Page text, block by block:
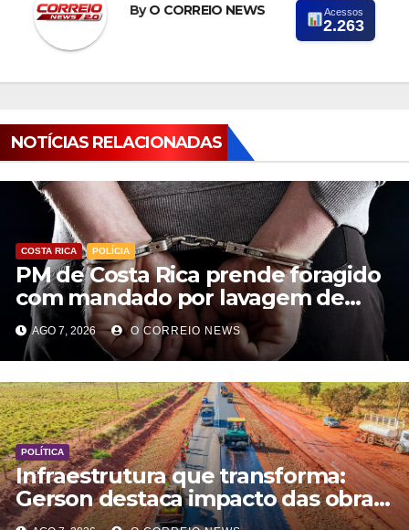
ByO CORREIO NEWS Acessos
2.263
NOTÍCIAS RELACIONADAS
COSTA RICA POLÍCIA
PM de Costa Rica prende foragido
com mandado por lavagem de
dinheiro e estelionato
AGO 7, 2026 O CORREIO NEWS
POLÍTICA
Infraestrutura que transforma:
Gerson destaca impacto das obras
rodoviárias no desenvolvimento e